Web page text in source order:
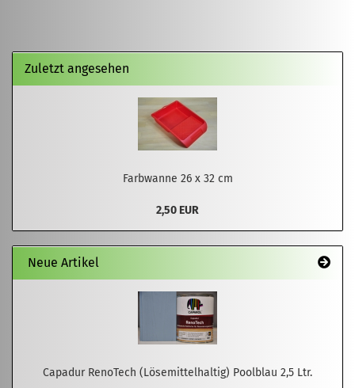
Zuletzt angesehen
Farbwanne 26 x 32 cm
2,50 EUR
Neue Artikel
Capadur RenoTech (Lösemittelhaltig) Poolblau 2,5 Ltr.